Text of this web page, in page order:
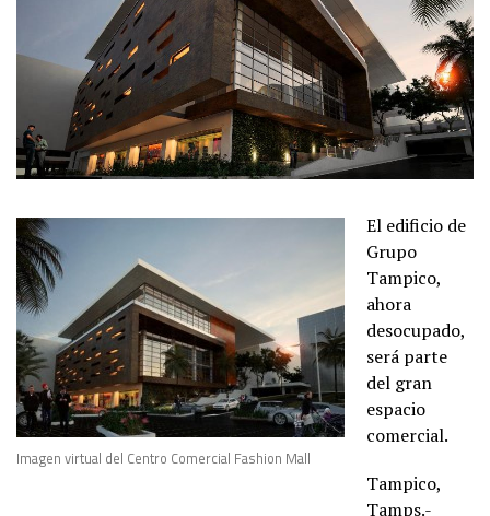
Imagen virtual del Centro Comercial Fashion Mall
El edificio de
Grupo
Tampico,
ahora
desocupado,
será parte
del gran
espacio
comercial.
Tampico,
Tamps.-